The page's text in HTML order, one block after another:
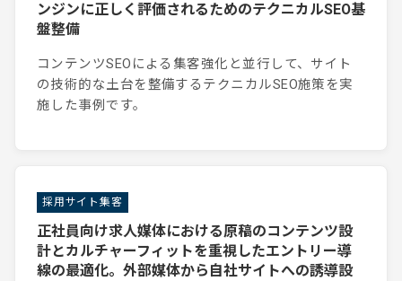
ンジンに正しく評価されるためのテクニカルSEO基
盤整備
コンテンツSEOによる集客強化と並行して、サイト
の技術的な土台を整備するテクニカルSEO施策を実
施した事例です。
採用サイト集客
正社員向け求人媒体における原稿のコンテンツ設
計とカルチャーフィットを重視したエントリー導
線の最適化。外部媒体から自社サイトへの誘導設